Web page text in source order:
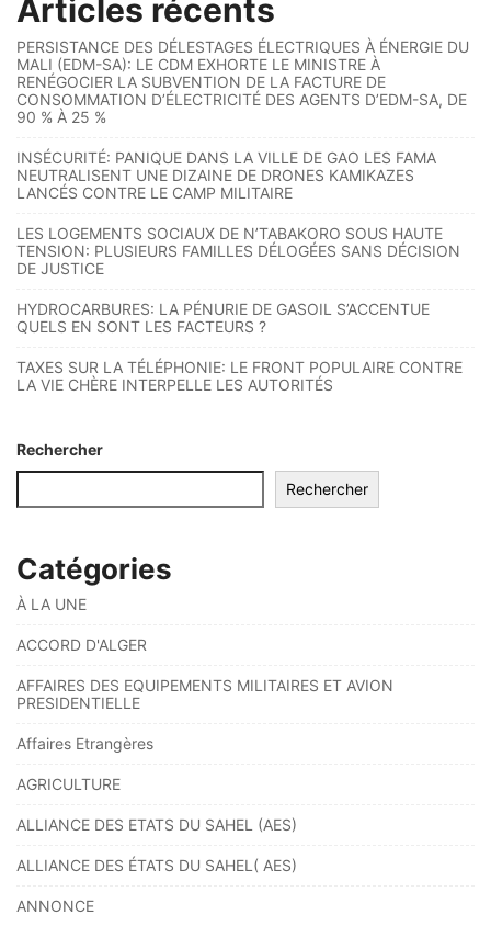
Articles récents
PERSISTANCE DES DÉLESTAGES ÉLECTRIQUES À ÉNERGIE DU
MALI (EDM-SA): LE CDM EXHORTE LE MINISTRE À
RENÉGOCIER LA SUBVENTION DE LA FACTURE DE
CONSOMMATION D’ÉLECTRICITÉ DES AGENTS D’EDM-SA, DE
90 % À 25 %
INSÉCURITÉ: PANIQUE DANS LA VILLE DE GAO LES FAMA
NEUTRALISENT UNE DIZAINE DE DRONES KAMIKAZES
LANCÉS CONTRE LE CAMP MILITAIRE
LES LOGEMENTS SOCIAUX DE N’TABAKORO SOUS HAUTE
TENSION: PLUSIEURS FAMILLES DÉLOGÉES SANS DÉCISION
DE JUSTICE
HYDROCARBURES: LA PÉNURIE DE GASOIL S’ACCENTUE
QUELS EN SONT LES FACTEURS ?
TAXES SUR LA TÉLÉPHONIE: LE FRONT POPULAIRE CONTRE
LA VIE CHÈRE INTERPELLE LES AUTORITÉS
Rechercher
Rechercher
Catégories
À LA UNE
ACCORD D'ALGER
AFFAIRES DES EQUIPEMENTS MILITAIRES ET AVION
PRESIDENTIELLE
Affaires Etrangères
AGRICULTURE
ALLIANCE DES ETATS DU SAHEL (AES)
ALLIANCE DES ÉTATS DU SAHEL( AES)
ANNONCE